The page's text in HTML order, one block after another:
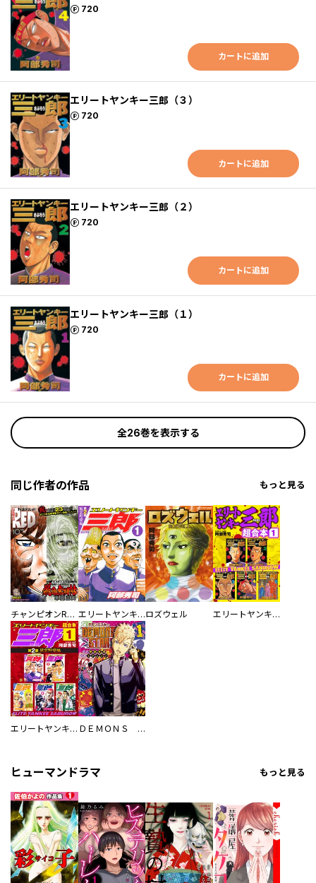
720
ポイント
カートに追加
エリートヤンキー三郎（３）
720
ポイント
カートに追加
エリートヤンキー三郎（２）
720
ポイント
カートに追加
エリートヤンキー三郎（１）
720
ポイント
カートに追加
全26巻を表示する
同じ作者の作品 もっと見る
チャンピオンRED エリートヤンキー三郎 第２部 風雲野望編ロズウェル エリートヤンキー三郎 超合本版
エリートヤンキー三郎 第２部 風雲野望編 超合本版 ＤＥＭＯＮＳ ＳＴＡＲ
ヒューマンドラマ もっと見る